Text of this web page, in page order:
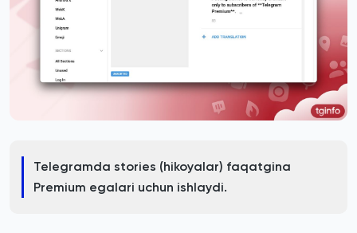
Telegramda stories (hikoyalar) faqatgina
Premium egalari uchun ishlaydi.